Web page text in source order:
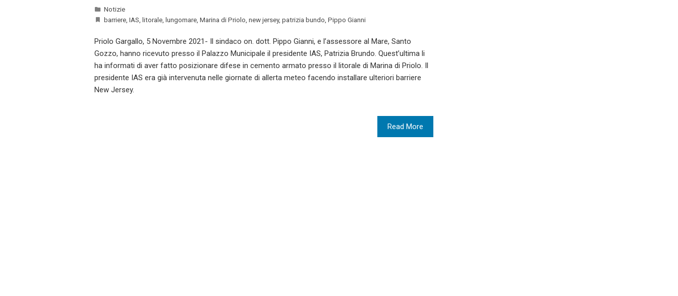
Notizie
barriere, IAS, litorale, lungomare, Marina di Priolo, new jersey, patrizia bundo, Pippo Gianni
Priolo Gargallo, 5 Novembre 2021- Il sindaco on. dott. Pippo Gianni, e l’assessore al Mare, Santo
Gozzo, hanno ricevuto presso il Palazzo Municipale il presidente IAS, Patrizia Brundo. Quest’ultima li
ha informati di aver fatto posizionare difese in cemento armato presso il litorale di Marina di Priolo. Il
presidente IAS era già intervenuta nelle giornate di allerta meteo facendo installare ulteriori barriere
New Jersey.
Read More